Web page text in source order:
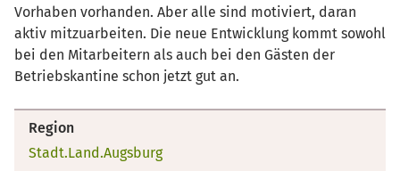
Vorhaben vorhanden. Aber alle sind motiviert, daran
aktiv mitzuarbeiten. Die neue Entwicklung kommt sowohl
bei den Mitarbeitern als auch bei den Gästen der
Betriebskantine schon jetzt gut an.
Region
Stadt.Land.Augsburg